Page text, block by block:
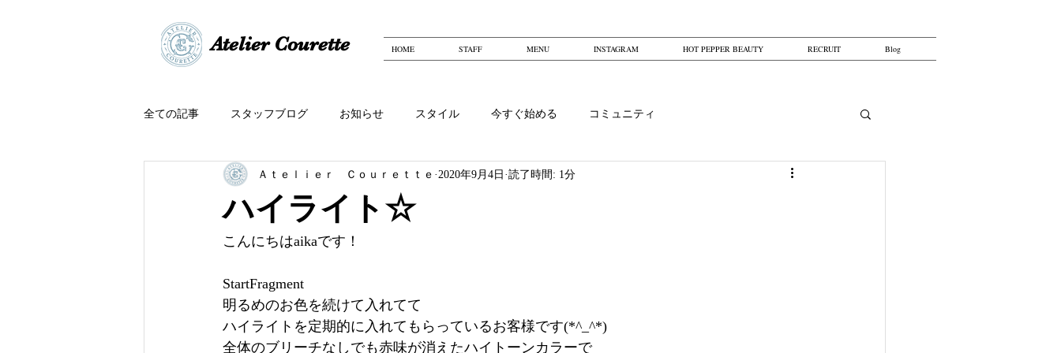
​​Atelier Courette​ HOME STAFF MENU INSTAGRAM HOT PEPPER BEAUTY RECRUIT Blog
全ての記事 スタッフブログ お知らせ スタイル 今すぐ始める コミュニティ
ハイライト☆
Ａｔｅｌｉｅｒ Ｃｏｕｒｅｔｔｅ 2020年9月4日 読了時間: 1分
こんにちはaikaです！
StartFragment
明るめのお色を続けて入れてて
ハイライトを定期的に入れてもらっているお客様です(*^_^*)
全体のブリーチなしでも赤味が消えたハイトーンカラーで